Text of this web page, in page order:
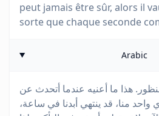
peut jamais être sûr, alors il
sorte que chaque seconde
Arabic
هذا ما أعنيه عندما أتحدث عن
واحد منا، قد ينتهي أبدنا في ساعة،